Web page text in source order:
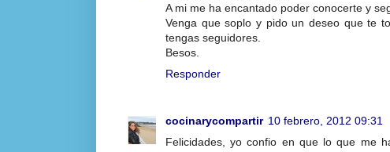
A mi me ha encantado poder conocerte y
Venga que soplo y pido un deseo que te
tengas seguidores.
Besos.
Responder
cocinarycompartir 10 febrero, 2012 09:31
Felicidades, yo confio en que lo que me